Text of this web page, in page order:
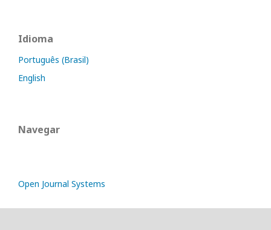
Idioma
Português (Brasil)
English
Navegar
Open Journal Systems